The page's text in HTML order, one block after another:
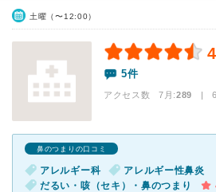
土曜（〜12:00）
5件
アクセス数 7月:289 | 6
鼻のつまりの口コミ
アレルギー科
アレルギー性鼻炎
だるい・咳（セキ）・鼻のつまり